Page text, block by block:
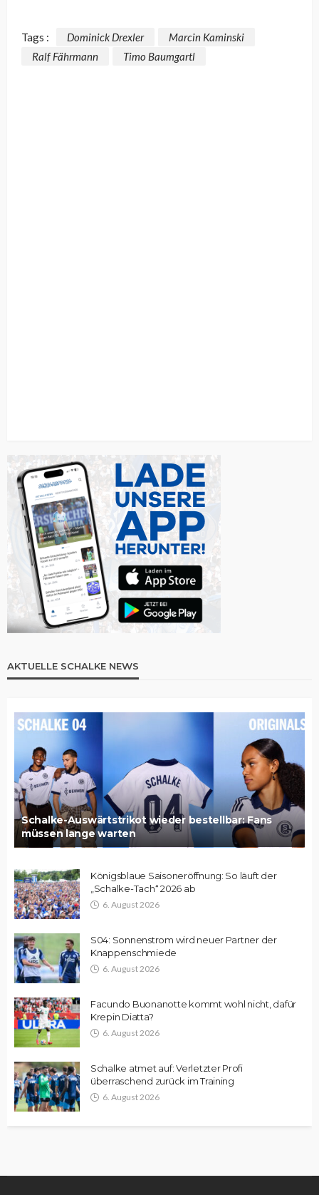
Tags : Dominick Drexler
Marcin Kaminski
Ralf Fährmann
Timo Baumgartl
AKTUELLE SCHALKE NEWS
Schalke-Auswärtstrikot wieder bestellbar: Fans
müssen lange warten
Königsblaue Saisoneröffnung: So läuft der
„Schalke-Tach“ 2026 ab
6. August 2026
S04: Sonnenstrom wird neuer Partner der
Knappenschmiede
6. August 2026
Facundo Buonanotte kommt wohl nicht, dafür
Krepin Diatta?
6. August 2026
Schalke atmet auf: Verletzter Profi
überraschend zurück im Training
6. August 2026